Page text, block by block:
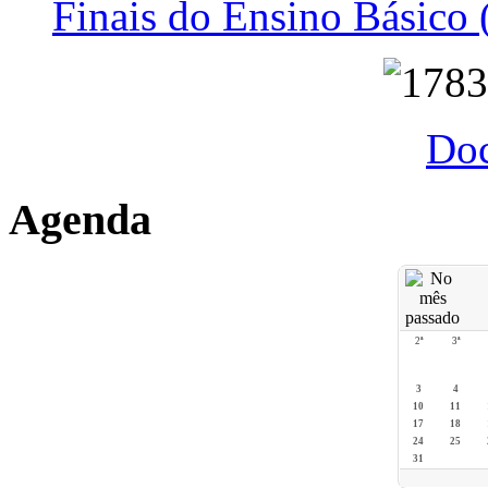
Finais do Ensino Básico
Agenda
2ª 3ª
3
4
10
11
17
18
24
25
31